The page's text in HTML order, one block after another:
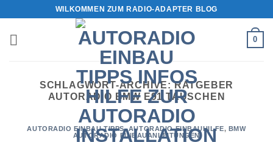
springen
WILKOMMEN ZUM RADIO-ADAPTER BLOG
0
SCHLAGWORT-ARCHIVE:RATGEBER
AUTORADIO BMW E91 TAUSCHEN
AUTORADIO EINBAU TIPPS,AUTORADIO EINBAUHILFE, BMW
AUTORADIO EINBAUANLEITUNGEN